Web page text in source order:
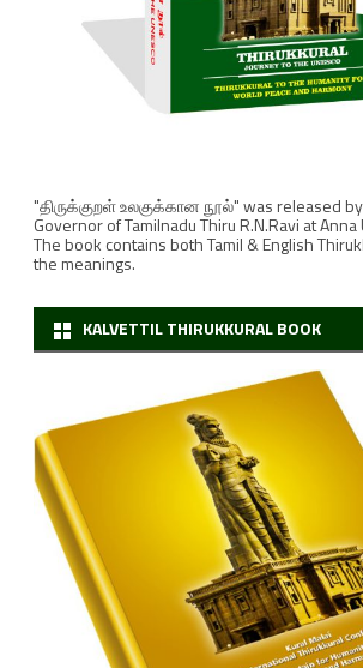
"திருக்குறள் உலகுக்கான நூல்" was released
Governor of Tamilnadu Thiru R.N.Ravi at
The book contains both Tamil & English
the meanings.
KALVETTIL THIRUKKURAL BOOK